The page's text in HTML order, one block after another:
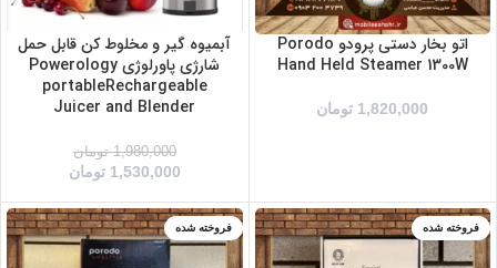
اتو بخار دستی پرودو Porodo
Hand Held Steamer 1300W
1,820,000 تومان
آبمیوه گیر و مخلوط کن قابل حمل
شارژی پاورلوژی Powerology
portableRechargeable
Juicer and Blender
1,980,000 تومان
1,530,000 تومان
فروخته شده فروخته شده